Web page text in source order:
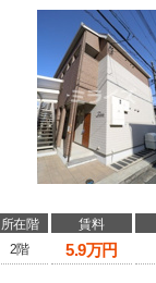
所在階 賃料
2階
5.9万円